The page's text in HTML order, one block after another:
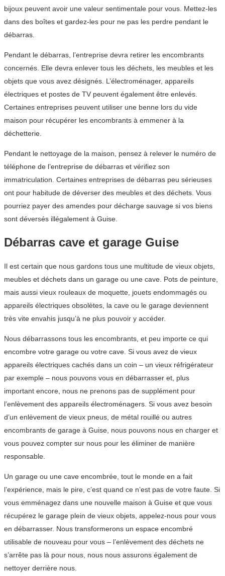
bijoux peuvent avoir une valeur sentimentale pour vous. Mettez-les
dans des boîtes et gardez-les pour ne pas les perdre pendant le
débarras.
Pendant le débarras, l’entreprise devra retirer les encombrants
concernés. Elle devra enlever tous les déchets, les meubles et les
objets que vous avez désignés. L’électroménager, appareils
électriques et postes de TV peuvent également être enlevés.
Certaines entreprises peuvent utiliser une benne lors du vide
maison pour récupérer les encombrants à emmener à la
déchetterie.
Pendant le nettoyage de la maison, pensez à relever le numéro de
téléphone de l’entreprise de débarras et vérifiez son
immatriculation. Certaines entreprises de débarras peu sérieuses
ont pour habitude de déverser des meubles et des déchets. Vous
pourriez payer des amendes pour décharge sauvage si vos biens
sont déversés illégalement à Guise.
Débarras cave et garage Guise
Il est certain que nous gardons tous une multitude de vieux objets,
meubles et déchets dans un garage ou une cave. Pots de peinture,
mais aussi vieux rouleaux de moquette, jouets endommagés ou
appareils électriques obsolètes, la cave ou le garage deviennent
très vite envahis jusqu’à ne plus pouvoir y accéder.
Nous débarrassons tous les encombrants, et peu importe ce qui
encombre votre garage ou votre cave. Si vous avez de vieux
appareils électriques cachés dans un coin – un vieux réfrigérateur
par exemple – nous pouvons vous en débarrasser et, plus
important encore, nous ne prenons pas de supplément pour
l’enlèvement des appareils électroménagers. Si vous avez besoin
d’un enlèvement de vieux pneus, de métal rouillé ou autres
encombrants de garage à Guise, nous pouvons nous en charger et
vous pouvez compter sur nous pour les éliminer de manière
responsable.
Un garage ou une cave encombrée, tout le monde en a fait
l’expérience, mais le pire, c’est quand ce n’est pas de votre faute. Si
vous emménagez dans une nouvelle maison à Guise et que vous
récupérez le garage plein de vieux objets, appelez-nous pour vous
en débarrasser. Nous transformerons un espace encombré
utilisable de nouveau pour vous – l’enlèvement des déchets ne
s’arrête pas là pour nous, nous nous assurons également de
nettoyer derrière nous.